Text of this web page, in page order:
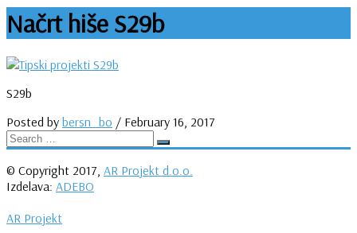
Načrt hiše S29b
S29b
Posted by bersn_bo / February 16, 2017
© Copyright 2017, AR Projekt d.o.o.
Izdelava: ADEBO
AR Projekt